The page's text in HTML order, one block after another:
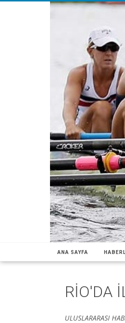
ANA SAYFA
RİO'DA
ULUSLARARASI